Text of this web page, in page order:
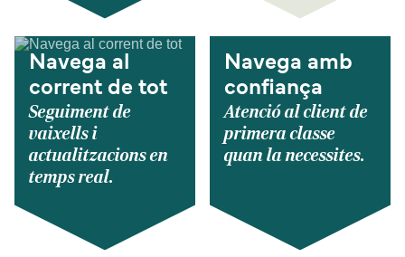
Navega al
corrent de tot
Seguiment de
vaixells i
actualitzacions en
temps real.
Navega amb
confiança
Atenció al client de
primera classe
quan la necessites.